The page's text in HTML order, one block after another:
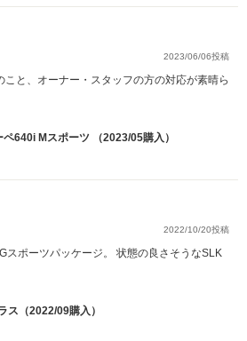
2023/06/06投稿
と、オーナー・スタッフの方の対応が素晴ら
640i Mスポーツ （2023/05購入）
2022/10/20投稿
スポーツパッケージ。 状態の良さそうなSLK
ス（2022/09購入）